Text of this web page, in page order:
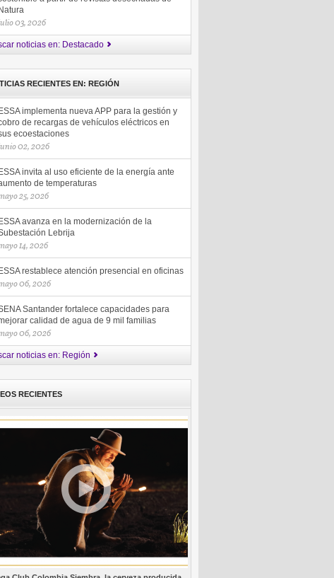
Natura
03, 2026
noticias en: Destacado
RECIENTES EN: REGIÓN
ESSA implementa nueva APP para la gestión y
de recargas de vehículos eléctricos en
ecoestaciones
02, 2026
ESSA invita al uso eficiente de la energía ante
de temperaturas
25, 2026
ESSA avanza en la modernización de la
Lebrija
14, 2026
ESSA restablece atención presencial en oficinas
06, 2026
Santander fortalece capacidades para
calidad de agua de 9 mil familias
06, 2026
noticias en: Región
RECIENTES